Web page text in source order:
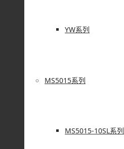
YW系列
MS5015系列
MS5015-10SL系列